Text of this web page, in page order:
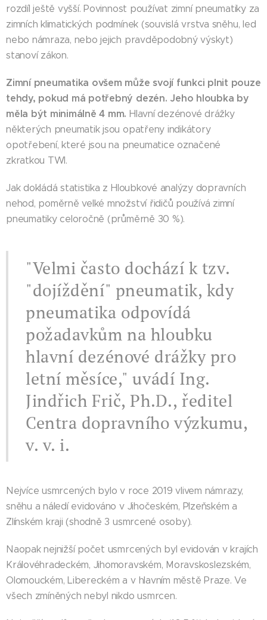
rozdíl ještě vyšší. Povinnost používat zimní pneumatiky za
zimních klimatických podmínek (souvislá vrstva sněhu, led
nebo námraza, nebo jejich pravděpodobný výskyt)
stanoví zákon.
Zimní pneumatika ovšem může svojí funkci plnit pouze
tehdy, pokud má potřebný dezén. Jeho hloubka by
měla být minimálně 4 mm. Hlavní dezénové drážky
některých pneumatik jsou opatřeny indikátory
opotřebení, které jsou na pneumatice označené
zkratkou TWI.
Jak dokládá statistika z Hloubkové analýzy dopravních
nehod, poměrně velké množství řidičů používá zimní
pneumatiky celoročně (průměrně 30 %).
"Velmi často dochází k tzv.
"dojíždění" pneumatik, kdy
pneumatika odpovídá
požadavkům na hloubku
hlavní dezénové drážky pro
letní měsíce," uvádí Ing.
Jindřich Frič, Ph.D., ředitel
Centra dopravního výzkumu,
v. v. i.
Nejvíce usmrcených bylo v roce 2019 vlivem námrazy,
sněhu a náledí evidováno v Jihočeském, Plzeňském a
Zlínském kraji (shodně 3 usmrcené osoby).
Naopak nejnižší počet usmrcených byl evidován v krajích
Královéhradeckém, Jihomoravském, Moravskoslezském,
Olomouckém, Libereckém a v hlavním městě Praze. Ve
všech zmíněných nebyl nikdo usmrcen.